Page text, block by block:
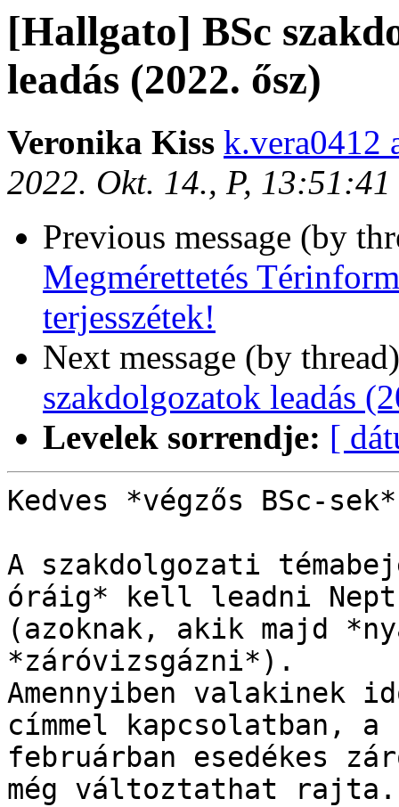
[Hallgato] BSc
leadás (2022. ősz)
Veronika Kiss k.vera0412
2022. Okt. 14., P, 13:51:41
Previous message (by
Megmérettetés
terjesszétek!
Next message (by
szakdolgozatok leadás
Levelek sorrendje: [
Kedves *végzős BSc-
A szakdolgozati
óráig* kell leadni
(azoknak, akik majd
*záróvizsgázni*).
Amennyiben valakinek
címmel kapcsolatban, a
februárban esedékes
még változtathat rajta.